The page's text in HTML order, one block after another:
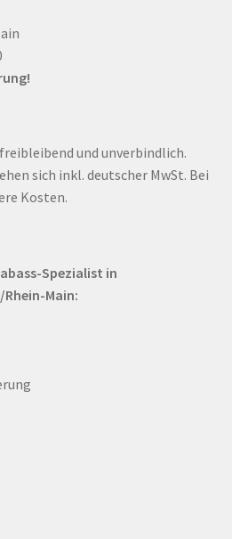
und unverbindlich.
sich inkl. deutscher MwSt. Bei
Kosten.
Spezialist in
Main: